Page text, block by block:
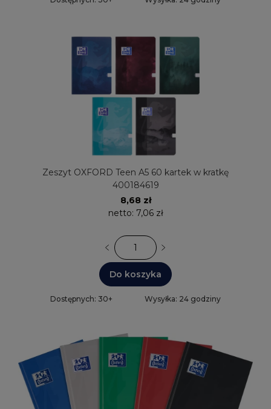
Zeszyt OXFORD Teen A5 60 kartek w kratkę
400184619
8,68 zł
netto: 7,06 zł
Do koszyka
Dostępnych: 30+ Wysyłka: 24 godziny